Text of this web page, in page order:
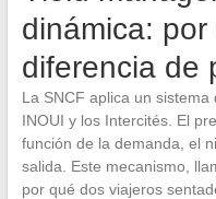
dinámica:
diferencia de
La SNCF aplica un
INOUI y los Intercités. El
función de la demanda, el
salida. Este mecanismo,
por qué dos viajeros